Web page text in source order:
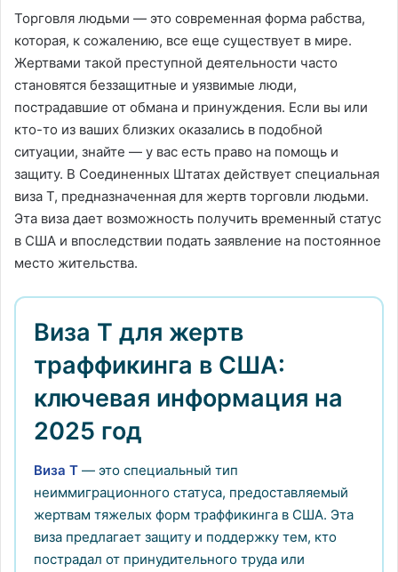
Торговля людьми — это современная форма рабства,
которая, к сожалению, все еще существует в мире.
Жертвами такой преступной деятельности часто
становятся беззащитные и уязвимые люди,
пострадавшие от обмана и принуждения. Если вы или
кто-то из ваших близких оказались в подобной
ситуации, знайте — у вас есть право на помощь и
защиту. В Соединенных Штатах действует специальная
виза T, предназначенная для жертв торговли людьми.
Эта виза дает возможность получить временный статус
в США и впоследствии подать заявление на постоянное
место жительства.
Виза T для жертв
траффикинга в США:
ключевая информация на
2025 год
Виза T — это специальный тип
неиммиграционного статуса, предоставляемый
жертвам тяжелых форм траффикинга в США. Эта
виза предлагает защиту и поддержку тем, кто
пострадал от принудительного труда или